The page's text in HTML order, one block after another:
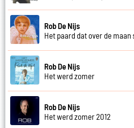
Rob De Nijs
Het paard dat over de maan
Rob De Nijs
Het werd zomer
Rob De Nijs
Het werd zomer 2012